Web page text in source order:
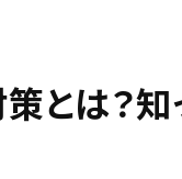
とは？